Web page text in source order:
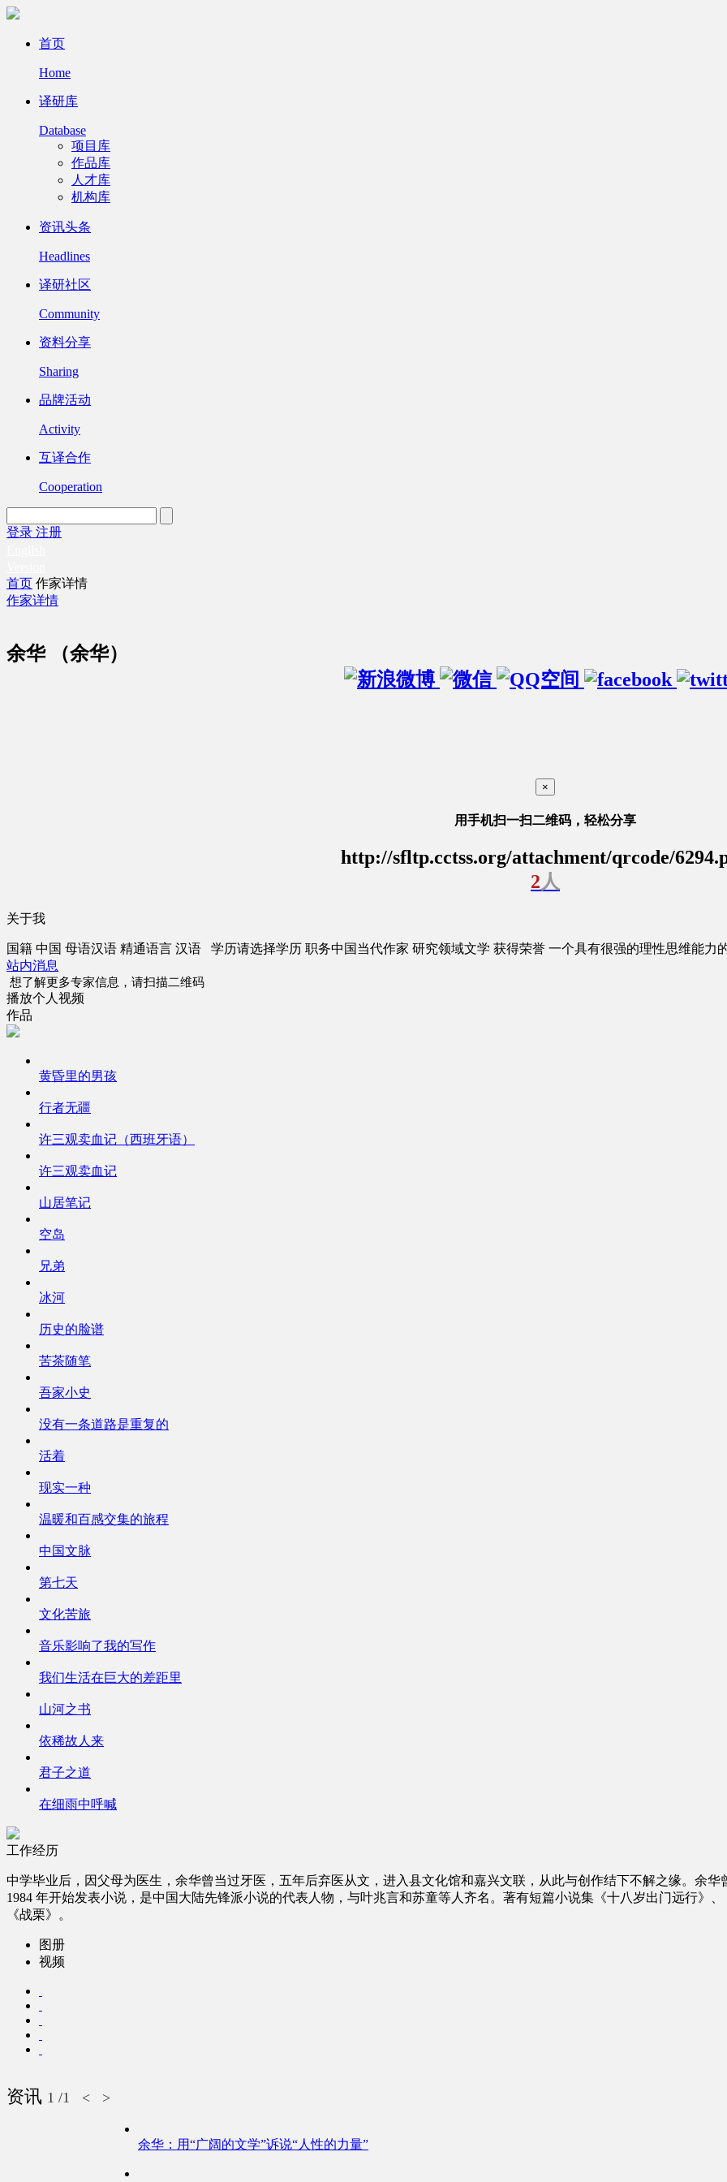
首页
Home
译研库
Database
项目库
作品库
人才库
机构库
资讯头条
Headlines
译研社区
Community
资料分享
Sharing
品牌活动
Activity
互译合作
Cooperation
登录 注册
首页 作家详情
作家详情
余华 （余华）
×
用手机扫一扫二维码，轻松分享
http://sfltp.cctss.org/attachment/qrcode/
2人
关于我
国籍 中国 母语汉语 精通语言 汉语 学历请选择学历 职务中国当代作家 研究领域文学 获得荣誉 一个具有很强的理性思维能力
站内消息
想了解更多专家信息，请扫描二维码
播放个人视频
作品
黄昏里的男孩
行者无疆
许三观卖血记（西班牙语）
许三观卖血记
山居笔记
空岛
兄弟
冰河
历史的脸谱
苦茶随笔
吾家小史
没有一条道路是重复的
活着
现实一种
温暖和百感交集的旅程
中国文脉
第七天
文化苦旅
音乐影响了我的写作
我们生活在巨大的差距里
山河之书
依稀故人来
君子之道
在细雨中呼喊
工作经历
中学毕业后，因父母为医生，余华曾当过牙医，五年后弃医从文，进入县文化馆和嘉兴文联，从此与创作结下不解之缘。余
1984 年开始发表小说，是中国大陆先锋派小说的代表人物，与叶兆言和苏童等人齐名。著有短篇小说集《十八岁出门远行》
《战栗》。
图册
视频
资讯 1 /1 < >
余华：用“广阔的文学”诉说“人性的力量”